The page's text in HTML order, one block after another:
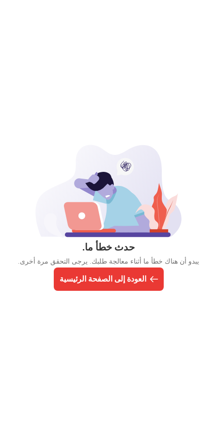
حدث خطأ ما.
يبدو أن هناك خطأ ما أثناء معالجة طلبك. يرجى التحقق مرة أخرى.
العودة إلى الصفحة الرئيسية